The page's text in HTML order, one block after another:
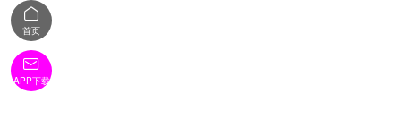

首页

APP下载